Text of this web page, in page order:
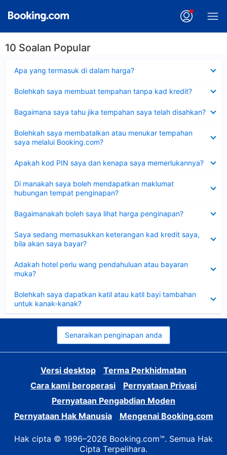
10 Soalan Popular
Apa yang termasuk di dalam harga?
Bolehkah saya membuat tempahan tanpa kad kredit?
Bagaimana saya tahu jika tempahan saya telah disahkan?
Bolehkah saya membatalkan atau menukar tempahan
saya melalui Booking.com?
Apakah kod PIN saya dan kenapa saya memerlukannya?
Di manakah saya boleh mendapatkan maklumat
hubungan tempat penginapan?
Bagaimanakah boleh saya lihat harga penginapan?
Saya sedang memasukkan keterangan kad kredit saya,
bila akan saya bayar?
Adakah hotel perlu wang pendahuluan atau bayaran
muka?
Bolehkah saya dapatkan katil atau katil bayi tambahan
untuk kanak-kanak?
Senaraikan penginapan anda
Versi desktop
Terma Perkhidmatan
Cara kami beroperasi
Pernyataan Privasi
Pernyataan Pengabdian Moden
Pernyataan Hak Manusia
Mengenai Booking.com
Hak cipta © 1996–2026 Booking.com™. Semua Hak
Cipta Terpelihara.